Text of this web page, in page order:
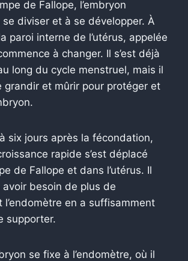
de Fallope, l’embryon
se diviser et à se développer. À
paroi interne de l’utérus, appelée
à changer. Il s’est déjà
long du cycle menstruel, mais il
grandir et mûrir pour protéger et
six jours après la fécondation,
rapide s’est déplacé
de Fallope et dans l’utérus. Il
avoir besoin de plus de
l’endomètre en a suffisamment
supporter.
se fixe à l’endomètre, où il